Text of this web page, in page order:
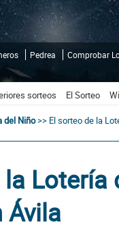
Pedrea Comprobar
sorteos El Sorteo
del Niño>> El sorteo de la
Lotería
Ávila